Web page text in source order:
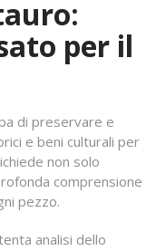
per il
di preservare e
e beni culturali per
non solo
comprensione
pezzo.
analisi dello